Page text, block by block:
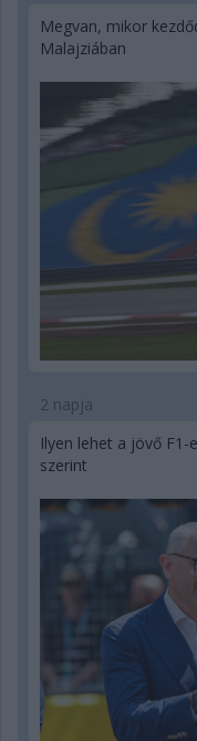
Megvan, mikor
Malajziában
2 napja
Ilyen lehet a jövő F1-
szerint